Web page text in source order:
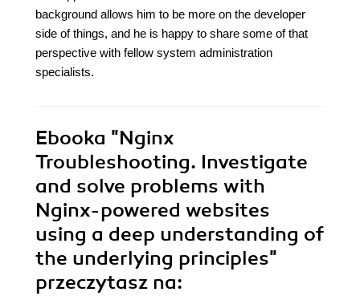
background allows him to be more on the developer
side of things, and he is happy to share some of that
perspective with fellow system administration
specialists.
Ebooka "Nginx
Troubleshooting. Investigate
and solve problems with
Nginx-powered websites
using a deep understanding of
the underlying principles"
przeczytasz na: